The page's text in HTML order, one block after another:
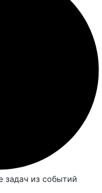
задач из событий